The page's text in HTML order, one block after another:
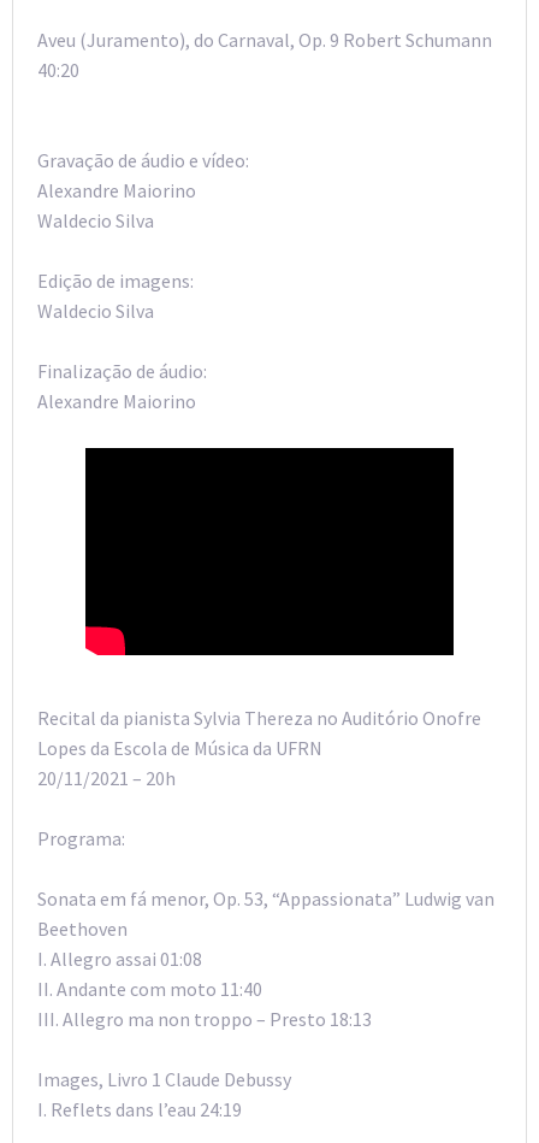
Aveu (Juramento), do Carnaval, Op. 9 Robert Schumann
40:20
Gravação de áudio e vídeo:
Alexandre Maiorino
Waldecio Silva
Edição de imagens:
Waldecio Silva
Finalização de áudio:
Alexandre Maiorino
Recital da pianista Sylvia Thereza no Auditório Onofre
Lopes da Escola de Música da UFRN
20/11/2021 – 20h
Programa:
Sonata em fá menor, Op. 53, “Appassionata” Ludwig van
Beethoven
I. Allegro assai 01:08
II. Andante com moto 11:40
III. Allegro ma non troppo – Presto 18:13
Images, Livro 1 Claude Debussy
I. Reflets dans l’eau 24:19